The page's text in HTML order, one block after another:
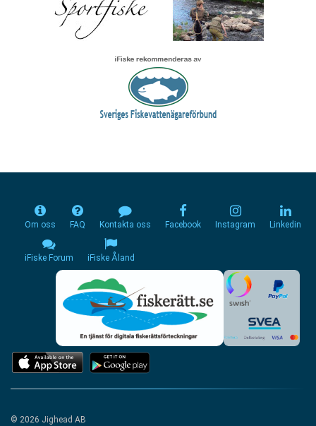
Om oss FAQ Kontakta oss Facebook Instagram Linkedin
iFiske Forum iFiske Åland
© 2026 Jighead AB